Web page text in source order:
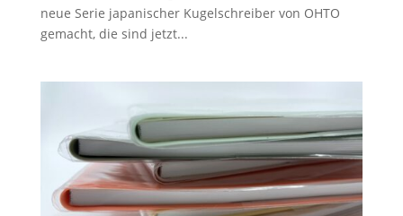
neue Serie japanischer Kugelschreiber von OHTO
gemacht, die sind jetzt...